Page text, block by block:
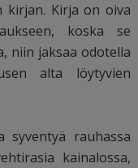
kirjan. Kirja on oiva
koska se
niin jaksaa odotella
alta löytyvien
rauhassa
kainalossa,